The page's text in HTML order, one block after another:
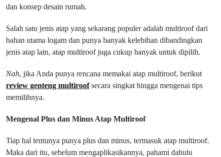
dan konsep desain rumah.
Salah satu jenis atap yang sekarang populer adalah multiroof dari
bahan utama logam dan punya banyak kelebihan dibandingkan
jenis atap lain, atap multiroof juga cukup banyak untuk dipilih.
Nah, jika Anda punya rencana memakai atap multiroof, berikut
review genteng multiroofsecara singkat hingga mengenai tips
memilihnya.
Mengenal Plus dan Minus Atap Multiroof
Tiap hal tentunya punya plus dan minus, termasuk atap multiroof.
Maka dari itu, sebelum mengaplikasikannya, pahami dahulu